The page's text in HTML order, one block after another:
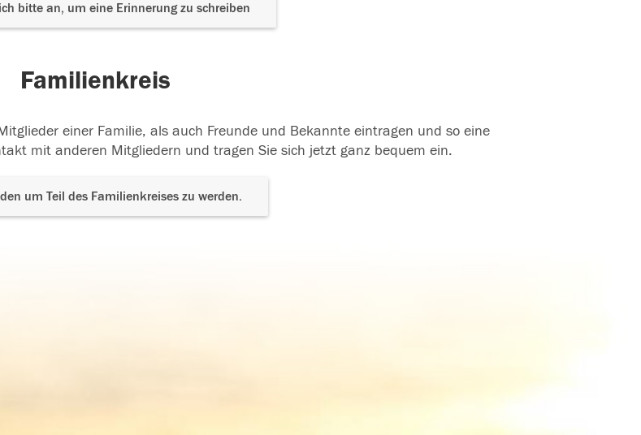
bitte an, um eine Erinnerung zu schreiben
Familienkreis
einer Familie, als auch Freunde und Bekannte eintragen und so eine
mit anderen Mitgliedern und tragen Sie sich jetzt ganz bequem ein.
um Teil des Familienkreises zu werden.